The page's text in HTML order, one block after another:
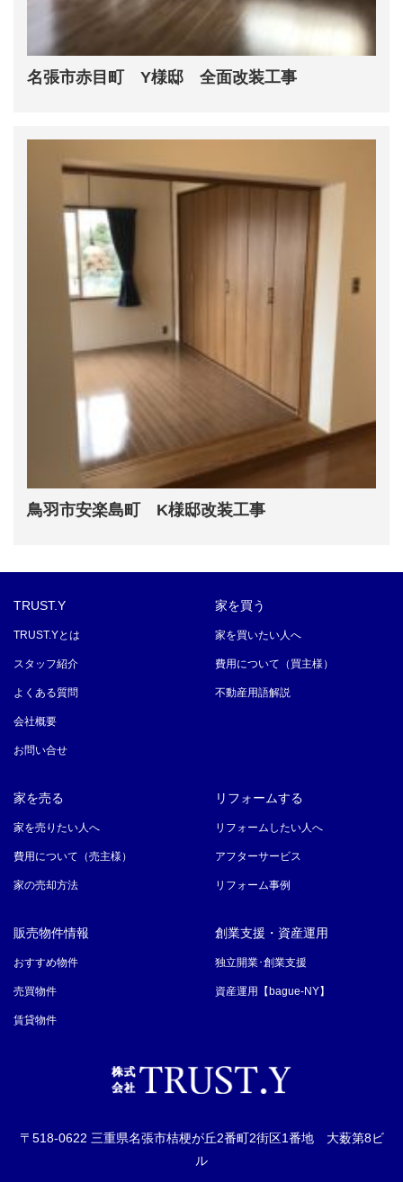
名張市赤目町 Y様邸 全面改装工事
鳥羽市安楽島町 K様邸改装工事
TRUST.Y
TRUST.Yとは
スタッフ紹介
よくある質問
会社概要
お問い合せ
家を買う
家を買いたい人へ
費用について（買主様）
不動産用語解説
家を売る
家を売りたい人へ
費用について（売主様）
家の売却方法
リフォームする
リフォームしたい人へ
アフターサービス
リフォーム事例
販売物件情報
おすすめ物件
売買物件
賃貸物件
創業支援・資産運用
独立開業･創業支援
資産運用【bague-NY】
〒518-0622 三重県名張市桔梗が丘2番町2街区1番地 大薮第8ビ
ル